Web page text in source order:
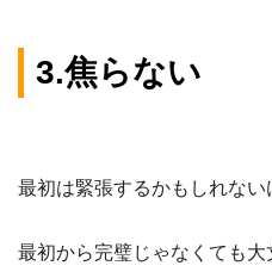
3.焦らない
最初は緊張するかもしれない
最初から完璧じゃなくても大